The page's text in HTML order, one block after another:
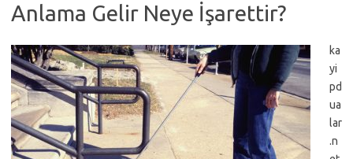
Anlama Gelir Neye İşarettir?
ka
yi
pd
ua
lar
.n